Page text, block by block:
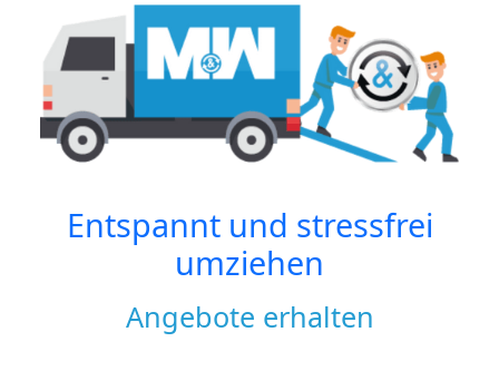
Entspannt und stressfrei
umziehen
Angebote erhalten